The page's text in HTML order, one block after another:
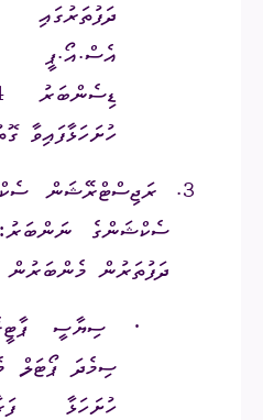
ހުށަހަޅާފައިވާ
3.
ރަޖިސްޓްރޭޝަން
ސެކްޝަންގެ ނަންބަރު:
ދަފުތަރުން
·ސިޔާސީ
ސިމެދަ ޕޯޓަލް
ހުށަހަޅާ